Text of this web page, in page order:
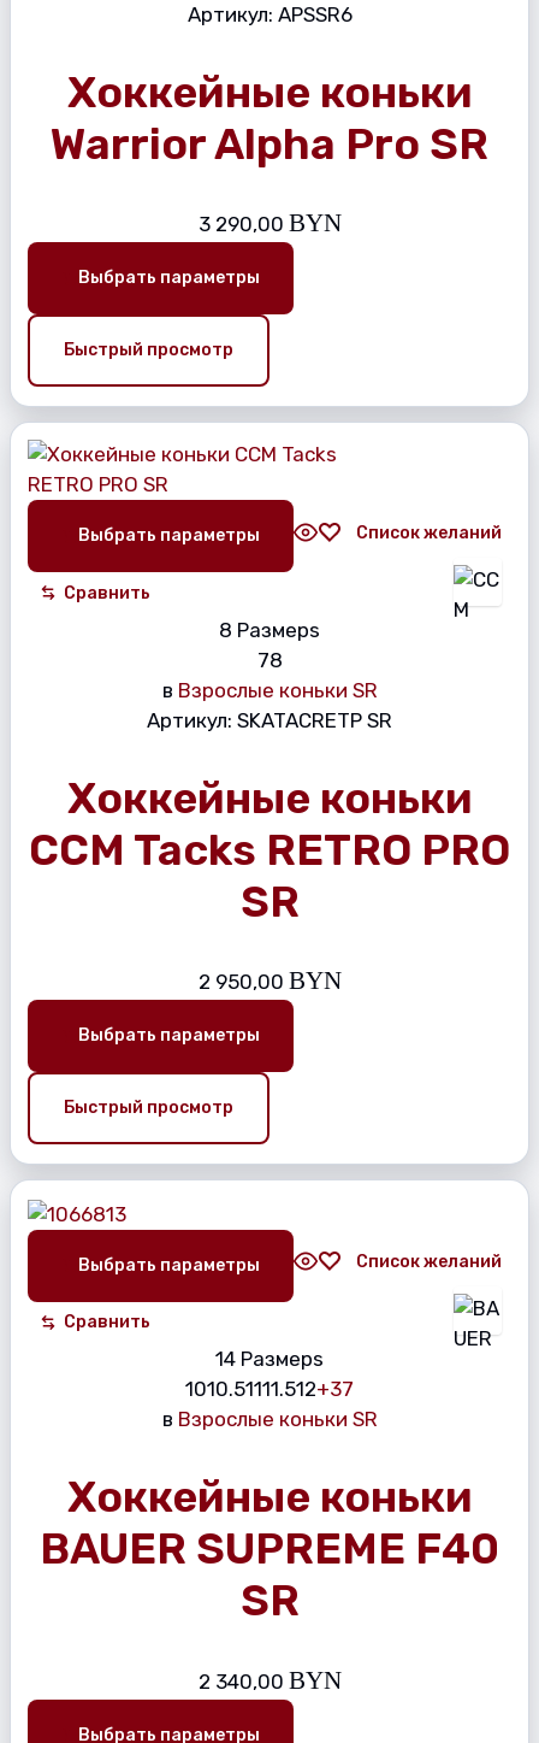
Артикул: APSSR6
Хоккейные коньки
Warrior Alpha Pro SR
3 290,00 BYN
Выбрать параметры
Быстрый просмотр
Выбрать параметры Список желаний
Сравнить
8 Размерs
78
в Взрослые коньки SR
Артикул: SKATACRETP SR
Хоккейные коньки
CCM Tacks RETRO PRO
SR
2 950,00 BYN
Выбрать параметры
Быстрый просмотр
Выбрать параметры Список желаний
Сравнить
14 Размерs
1010.51111.512+37
в Взрослые коньки SR
Хоккейные коньки
BAUER SUPREME F40
SR
2 340,00 BYN
Выбрать параметры